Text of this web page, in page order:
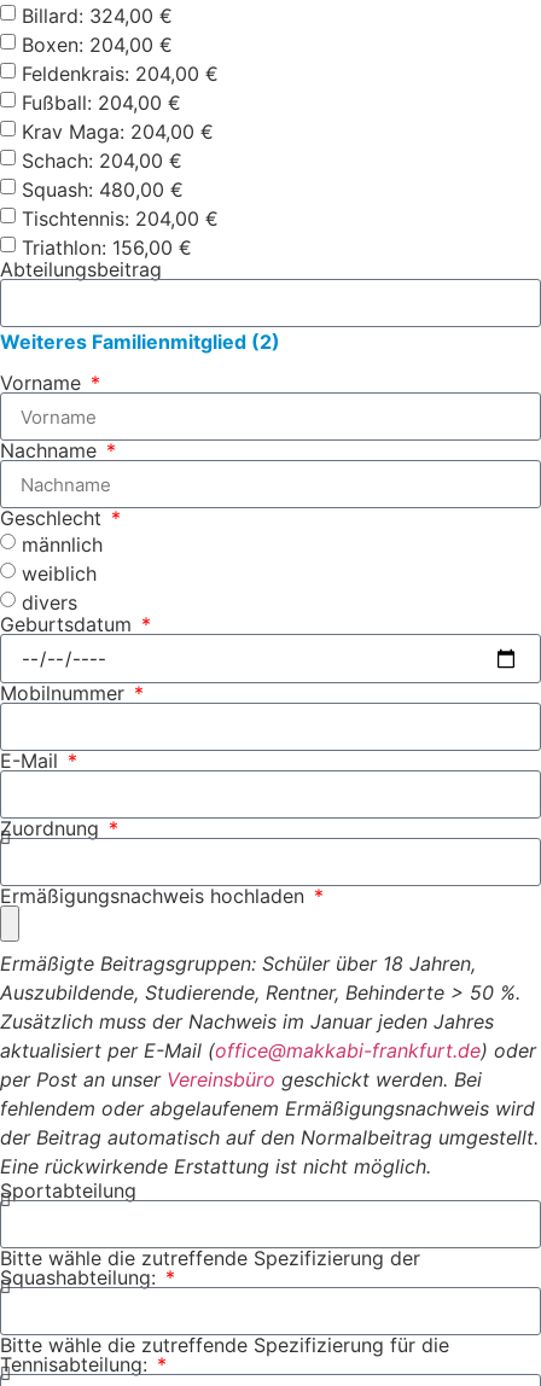
Billard: 324,00 €
Boxen: 204,00 €
Feldenkrais: 204,00 €
Fußball: 204,00 €
Krav Maga: 204,00 €
Schach: 204,00 €
Squash: 480,00 €
Tischtennis: 204,00 €
Triathlon: 156,00 €
Abteilungsbeitrag
Weiteres Familienmitglied (2)
Vorname
Nachname
Geschlecht
männlich
weiblich
divers
Geburtsdatum
Mobilnummer
E-Mail
Zuordnung
Ermäßigungsnachweis hochladen
Ermäßigte Beitragsgruppen: Schüler über 18 Jahren,
Auszubildende, Studierende, Rentner, Behinderte > 50 %.
Zusätzlich muss der Nachweis im Januar jeden Jahres
aktualisiert per E-Mail (office@makkabi-frankfurt.de) oder
per Post an unser Vereinsbüro geschickt werden. Bei
fehlendem oder abgelaufenem Ermäßigungsnachweis wird
der Beitrag automatisch auf den Normalbeitrag umgestellt.
Eine rückwirkende Erstattung ist nicht möglich.
Sportabteilung
Bitte wähle die zutreffende Spezifizierung der
Squashabteilung:
Bitte wähle die zutreffende Spezifizierung für die
Tennisabteilung: